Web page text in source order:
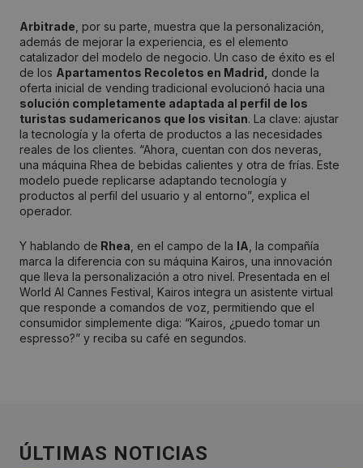
Arbitrade, por su parte, muestra que la personalización,
además de mejorar la experiencia, es el elemento
catalizador del modelo de negocio. Un caso de éxito es el
de los Apartamentos Recoletos en Madrid, donde la
oferta inicial de vending tradicional evolucionó hacia una
solución completamente adaptada al perfil de los
turistas sudamericanos que los visitan. La clave: ajustar
la tecnología y la oferta de productos a las necesidades
reales de los clientes. “Ahora, cuentan con dos neveras,
una máquina Rhea de bebidas calientes y otra de frías. Este
modelo puede replicarse adaptando tecnología y
productos al perfil del usuario y al entorno”, explica el
operador.
Y hablando de Rhea, en el campo de la IA, la compañía
marca la diferencia con su máquina Kairos, una innovación
que lleva la personalización a otro nivel. Presentada en el
World AI Cannes Festival, Kairos integra un asistente virtual
que responde a comandos de voz, permitiendo que el
consumidor simplemente diga: “Kairos, ¿puedo tomar un
espresso?” y reciba su café en segundos.
ÚLTIMAS NOTICIAS